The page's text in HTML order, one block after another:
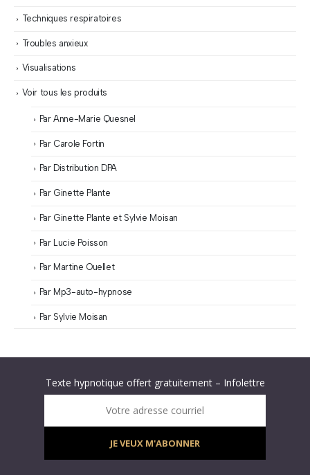
Techniques respiratoires
Troubles anxieux
Visualisations
Voir tous les produits
Par Anne-Marie Quesnel
Par Carole Fortin
Par Distribution DPA
Par Ginette Plante
Par Ginette Plante et Sylvie Moisan
Par Lucie Poisson
Par Martine Ouellet
Par Mp3-auto-hypnose
Par Sylvie Moisan
Texte hypnotique offert gratuitement – Infolettre
Infolettre : obtenez un MP3 d’hypnose gratuit !
Votre adresse courriel
JE VEUX M'ABONNER